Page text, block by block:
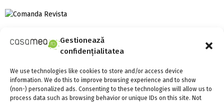
Gestionează
confidențialitatea
We use technologies like cookies to store and/or access device
information. We do this to improve browsing experience and to show
(non-) personalized ads. Consenting to these technologies will allow us to
process data such as browsing behavior or unique IDs on this site. Not
E
SOCIAL MEDIA